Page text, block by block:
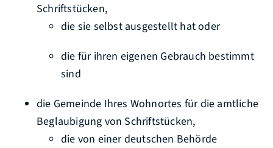
Schriftstücken,
die sie selbst ausgestellt hat oder
die für ihren eigenen Gebrauch bestimmt
sind
die Gemeinde Ihres Wohnortes für die amtliche
Beglaubigung von Schriftstücken,
die von einer deutschen Behörde